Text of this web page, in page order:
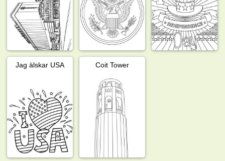
Jag älskar USA Coit Tower